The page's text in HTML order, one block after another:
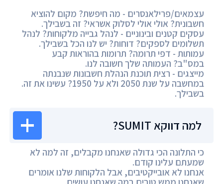
עצמאים/פרילאנסרים - מה חיפשת? מקום להוציא
חשבונית? אולי אולי לסלוק אשראי? זה בשבילך.
עסקים קטנים ובינוניים - לנהל גבייה מלקוחות? לנהל
תשלומים לספקים? דוחות? יש לנו הכל בשבילך.
עמותות - דפי תרומה? תרומות בהוראות קבע
במס"ב? העמותה שלך חשובה לנו.
מייצגים - רצית תוכנת הנהלת חשבונות שנבנתה
במחשבה על שנת 2050 ולא על 1950? עשינו את זה.
בשבילך.
למה דווקא SUMIT?
כי התלונה הכי גדולה שאנחנו מקבלים, זה למה לא
שמעתם עלינו קודם.
אנחנו לא אובייקטיבים, אבל הלקוחות שלנו אומרים